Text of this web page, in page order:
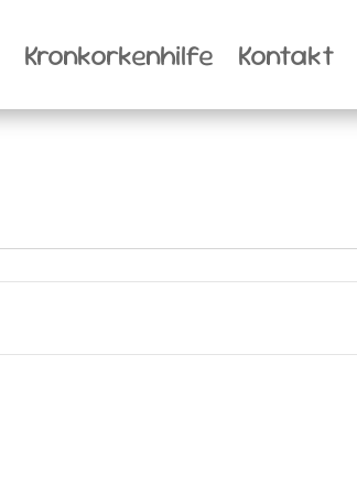
Kronkorkenhilfe Kontakt